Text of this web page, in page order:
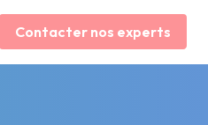
Contacter nos experts